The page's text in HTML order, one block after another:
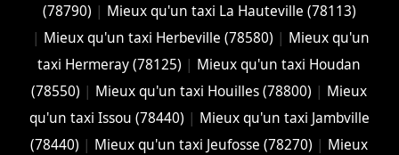
(78790) | Mieux qu'un taxi La Hauteville (78113)
| Mieux qu'un taxi Herbeville (78580) | Mieux qu'un
taxi Hermeray (78125) | Mieux qu'un taxi Houdan
(78550) | Mieux qu'un taxi Houilles (78800) | Mieux
qu'un taxi Issou (78440) | Mieux qu'un taxi Jambville
(78440) | Mieux qu'un taxi Jeufosse (78270) | Mieux